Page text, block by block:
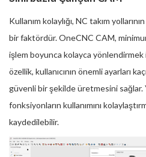
Kullanım kolaylığı, NC takım
bir faktördür. OneCNC CAM, minimum
işlem boyunca kolayca yönlendirmek
özellik, kullanıcının önemli ayarları
güvenli bir şekilde üretmesini sağlar.
fonksiyonların kullanımını
kaydedilebilir.